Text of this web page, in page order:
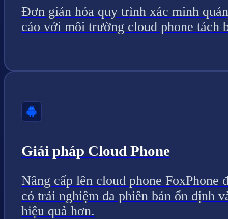
Đơn giản hóa quy trình xác minh
cáo với môi trường cloud phone tách
Giải pháp Cloud Phone
Nâng cấp lên cloud phone FoxPhone
có trải nghiệm đa phiên bản ổn định
hiệu quả hơn.